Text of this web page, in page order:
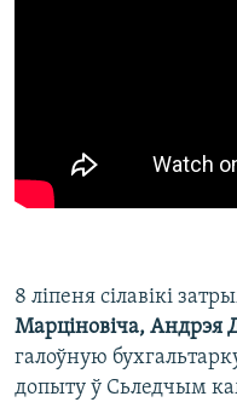
8 ліпеня сілавікі
Марціновіча, Андрэя
галоўную
допыту ў Сьледчым